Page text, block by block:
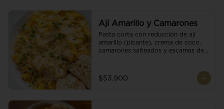
Ají Amarillo y Camarones
Pasta corta con reducción de ají
amarillo (picante), crema de coco,
camarones salteados y escamas de
$53.900